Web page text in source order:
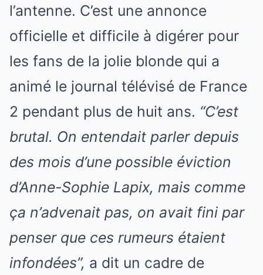
l’antenne. C’est une annonce
officielle et difficile à digérer pour
les fans de la jolie blonde qui a
animé le journal télévisé de France
2 pendant plus de huit ans. “C’est
brutal. On entendait parler depuis
des mois d’une possible éviction
d’Anne-Sophie Lapix, mais comme
ça n’advenait pas, on avait fini par
penser que ces rumeurs étaient
infondées”, a dit un cadre de